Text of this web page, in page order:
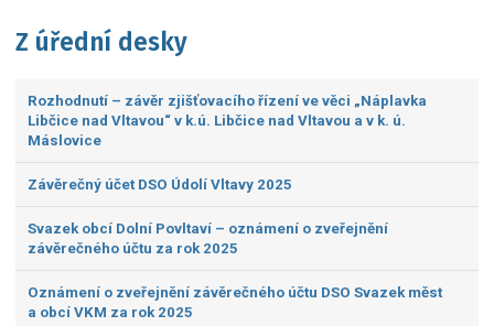
Z úřední desky
Rozhodnutí – závěr zjišťovacího řízení ve věci „Náplavka
Libčice nad Vltavou“ v k.ú. Libčice nad Vltavou a v k. ú.
Máslovice
Závěrečný účet DSO Údolí Vltavy 2025
Svazek obcí Dolní Povltaví – oznámení o zveřejnění
závěrečného účtu za rok 2025
Oznámení o zveřejnění závěrečného účtu DSO Svazek měst
a obcí VKM za rok 2025